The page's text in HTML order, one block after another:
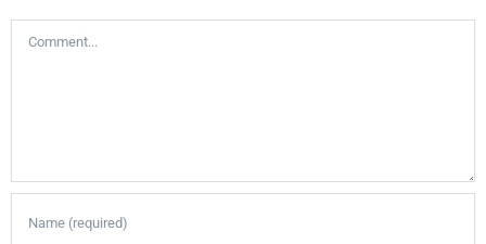
Comment